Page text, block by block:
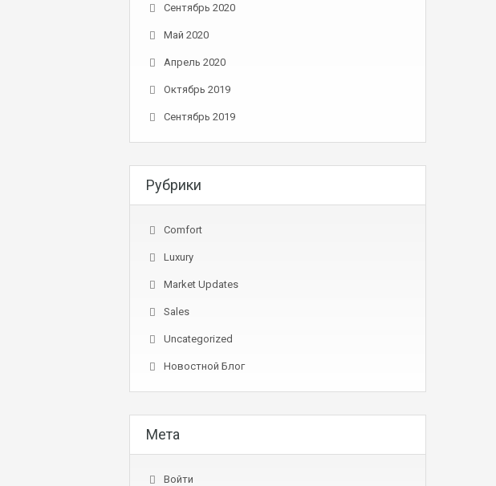
Сентябрь 2020
Май 2020
Апрель 2020
Октябрь 2019
Сентябрь 2019
Рубрики
Comfort
Luxury
Market Updates
Sales
Uncategorized
Новостной Блог
Мета
Войти